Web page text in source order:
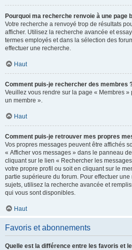
Pourquoi ma recherche renvoie à une page
Votre recherche a renvoyé trop de résultats
afficher. Utilisez la recherche avancée et
termes employés et dans la sélection des
effectuer une recherche.
Haut
Comment puis-je rechercher des membres
Veuillez vous rendre sur la page « Membres
un membre ».
Haut
Comment puis-je retrouver mes propres
Vos propres messages peuvent être affichés
« Afficher vos messages » dans le panneau
cliquant sur le lien « Rechercher les
votre propre profil ou soit en cliquant sur le
partie supérieure du forum. Pour effectuer
sujets, utilisez la recherche avancée et
qui vous sont disponibles.
Haut
Favoris et abonnements
Quelle est la différence entre les favoris et